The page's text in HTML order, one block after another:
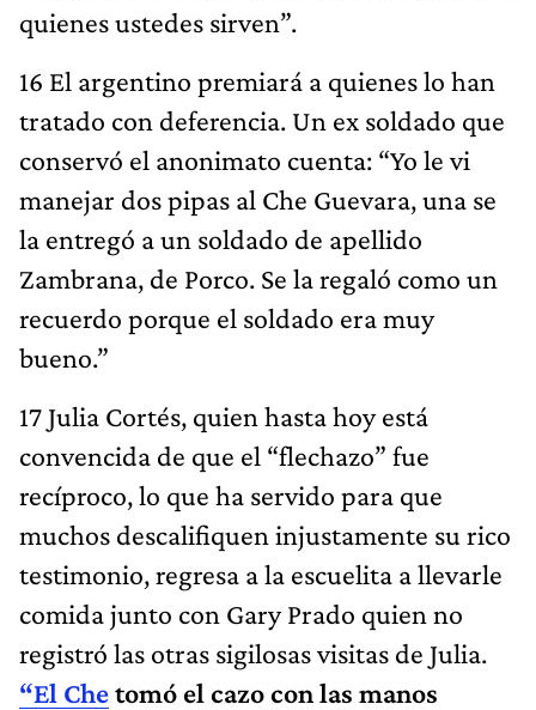
quienes ustedes sirven”.
16 El argentino premiará a quienes lo han
tratado con deferencia. Un ex soldado que
conservó el anonimato cuenta: “Yo le vi
manejar dos pipas al Che Guevara, una se
la entregó a un soldado de apellido
Zambrana, de Porco. Se la regaló como un
recuerdo porque el soldado era muy
bueno.”
17 Julia Cortés, quien hasta hoy está
convencida de que el “flechazo” fue
recíproco, lo que ha servido para que
muchos descalifiquen injustamente su rico
testimonio, regresa a la escuelita a llevarle
comida junto con Gary Prado quien no
registró las otras sigilosas visitas de Julia.
“El Chetomó el cazo con las manos